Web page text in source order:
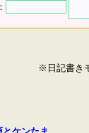
※日記書き